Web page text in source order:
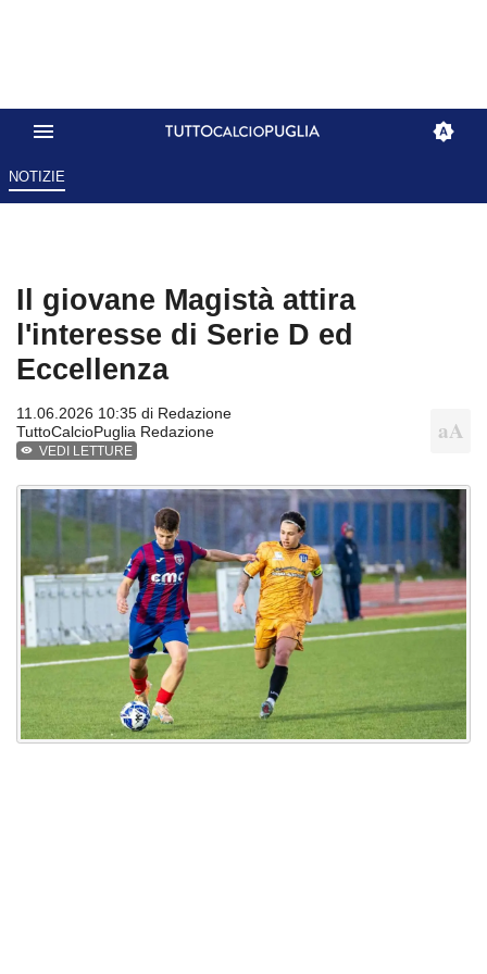
NOTIZIE
Il giovane Magistà attira
l'interesse di Serie D ed
Eccellenza
11.06.2026 10:35 di Redazione
TuttoCalcioPuglia Redazione
VEDI LETTURE